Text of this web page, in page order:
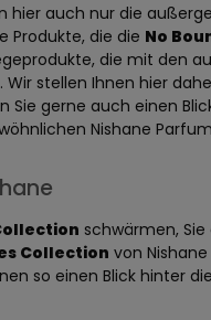
hier auch nur die
Produkte, die die No
die mit den
stellen Ihnen hier
Sie gerne auch einen
Nishane
schwärmen,
Collection von
so einen Blick hinter